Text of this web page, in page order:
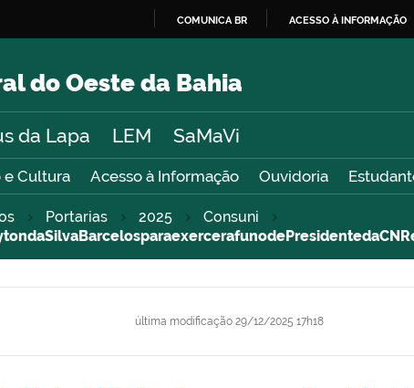
O
COMUNICA BR ACESSO À INFORMAÇÃO
do Oeste da Bahia
da Lapa LEM SaMaVi
e Cultura Acesso à Informação Ouvidoria
Portarias 2025
Consuni
última modificação29/12/2025 17h18